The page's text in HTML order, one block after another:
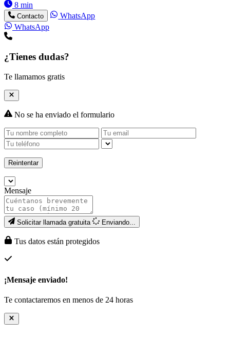
8 min
Contacto
WhatsApp
WhatsApp
¿Tienes dudas?
Te llamamos gratis
No se ha enviado el formulario
Reintentar
Mensaje
Solicitar llamada gratuita Enviando...
Tus datos están protegidos
¡Mensaje enviado!
Te contactaremos en menos de 24 horas